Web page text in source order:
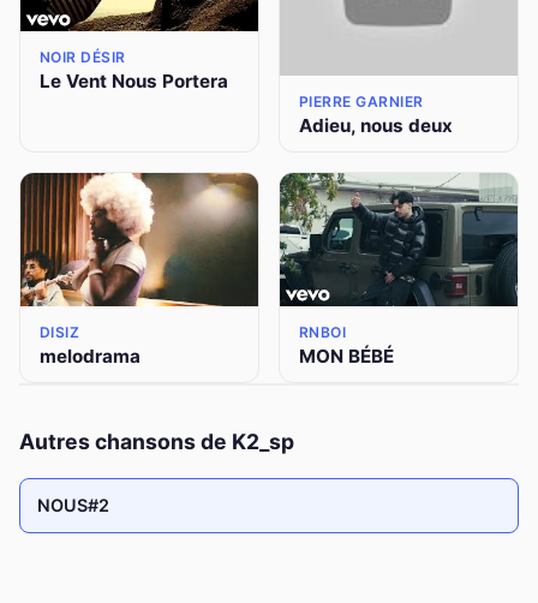
NOIR DÉSIR
Le Vent Nous Portera
PIERRE GARNIER
Adieu, nous deux
DISIZ
melodrama
RNBOI
MON BÉBÉ
Autres chansons de K2_sp
NOUS#2